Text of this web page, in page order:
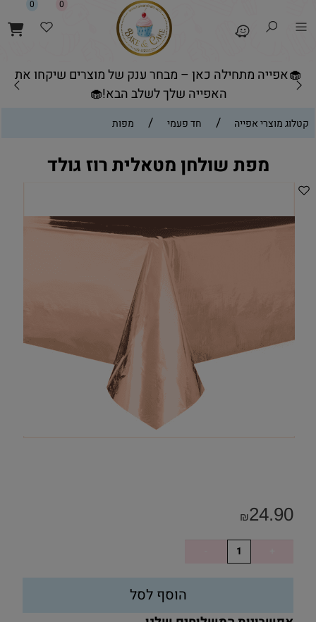
🧁אפייה מתחילה כאן – מבחר ענק של מוצרים שיקחו את
האפייה שלך לשלב הבא!🧁
0 0
קטלוג מוצרי אפייה / חד פעמי / מפות
מפת שולחן מטאלית רוז גולד
₪24.90
הוסף לסל